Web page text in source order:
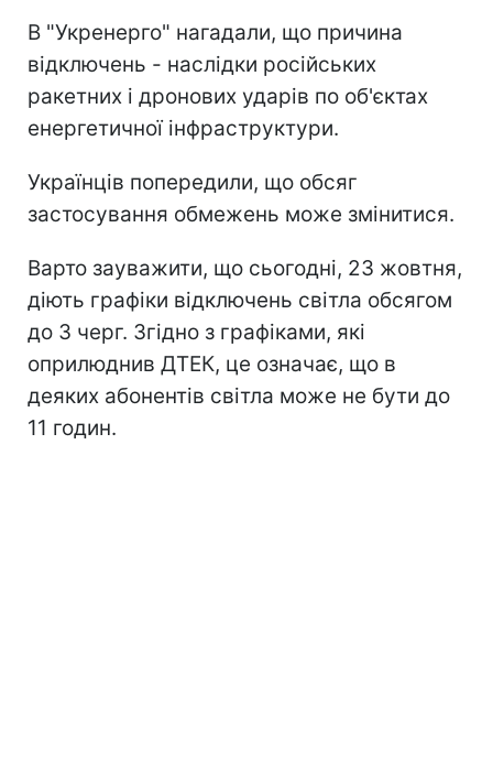
В "Укренерго" нагадали, що причина
відключень - наслідки російських
ракетних і дронових ударів по об'єктах
енергетичної інфраструктури.
Українців попередили, що обсяг
застосування обмежень може змінитися.
Варто зауважити, що сьогодні, 23 жовтня,
діють графіки відключень світла обсягом
до 3 черг. Згідно з графіками, які
оприлюднив ДТЕК, це означає, що в
деяких абонентів світла може не бути до
11 годин.